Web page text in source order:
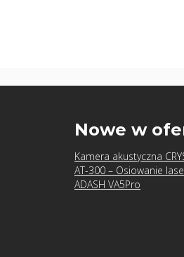
Nowe w
Kamera akustyczna
AT-300 – Osiowanie
ADASH VA5Pro